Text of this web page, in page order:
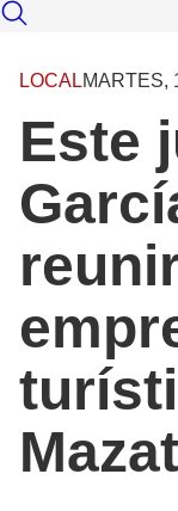
LOCALMARTES,
Este